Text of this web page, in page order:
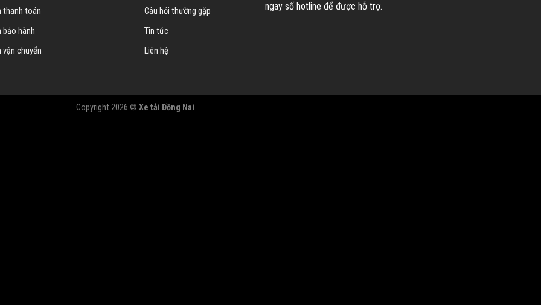
thanh toán
bảo hành
vận chuyển
Câu hỏi thường gặp
Tin tức
Liên hệ
ngay số hotline để được hỗ trợ.
Copyright 2026 © Xe tải Đồng Nai